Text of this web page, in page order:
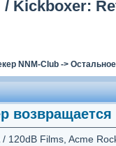
Kickboxer:
NNM-Club -> Остальное
120dB Films, Acme